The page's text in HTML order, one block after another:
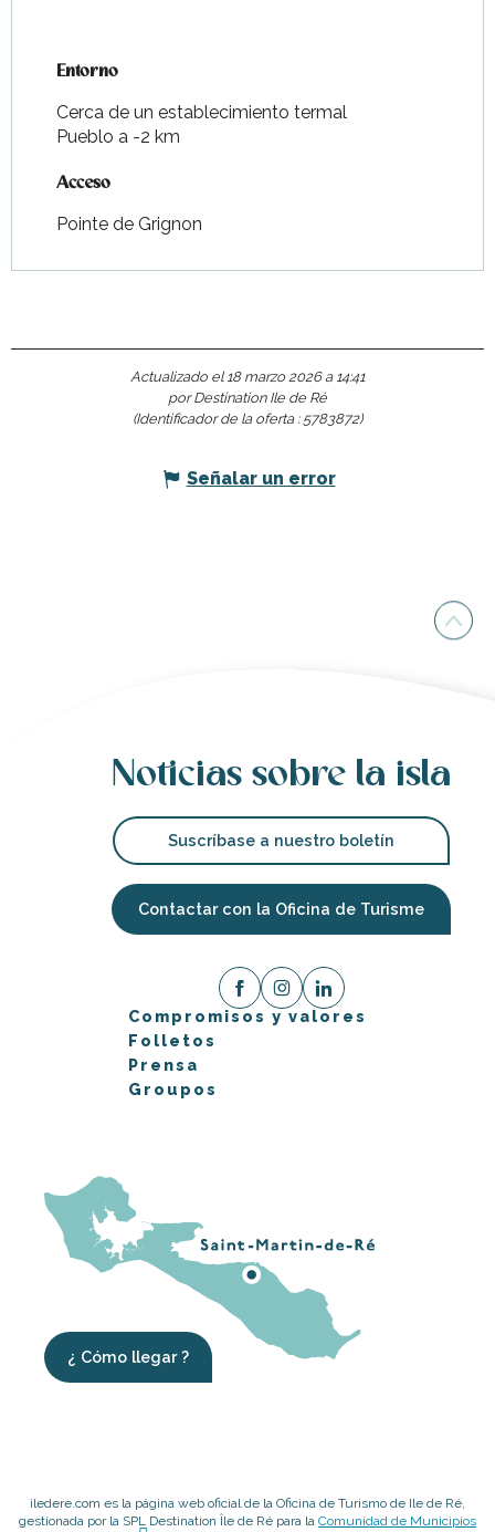
Entorno
Entorno
Cerca de un establecimiento termal
Pueblo a -2 km
Acceso
Acceso
Pointe de Grignon
Actualizado el 18 marzo 2026 a 14:41
por Destination Ile de Ré
(Identificador de la oferta : 5783872)
Señalar un error
Noticias sobre la isla
Suscríbase a nuestro boletín
Contactar con la Oficina de Turisme
Compromisos y valores
Folletos
Prensa
Groupos
¿ Cómo llegar ?
iledere.com es la página web oficial de la Oficina de Turismo de Ile de Ré,
gestionada por la SPL Destination Île de Ré para la Comunidad de Municipios